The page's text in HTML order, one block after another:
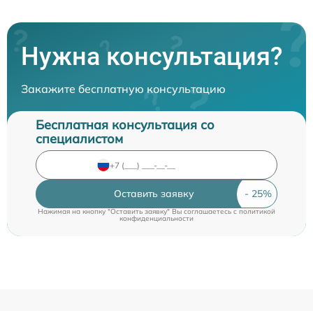
Нужна консультация?
Закажите бесплатную консультацию
Бесплатная консультация со
специалистом
Оставить заявку
Нажимая на кнопку "Оставить заявку" Вы соглашаетесь c политикой
конфиденциальности